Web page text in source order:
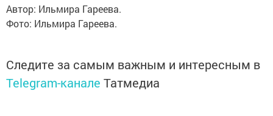
Автор: Ильмира Гареева.
Фото: Ильмира Гареева.
Следите за самым важным и интересным в
Telegram-канале Татмедиа